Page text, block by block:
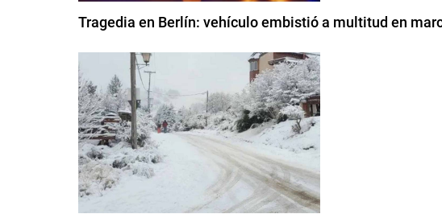
Tragedia en Berlín: vehículo embistió a multitud en